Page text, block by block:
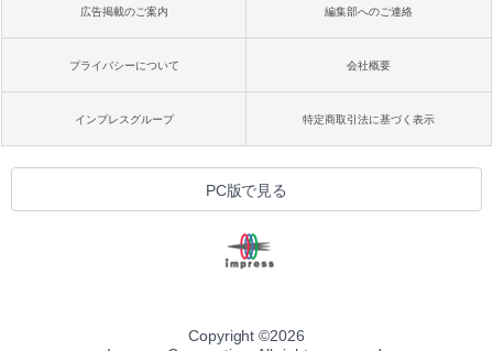
広告掲載のご案内 編集部へのご連絡
プライバシーについて 会社概要
インプレスグループ 特定商取引法に基づく表示
PC版で見る
Copyright ©2026